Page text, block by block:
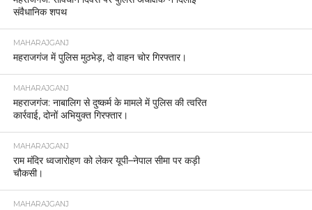
संवैधानिक शपथ
MAHARAJGANJ
महराजगंज में पुलिस मुठभेड़, दो वाहन चोर गिरफ्तार।
MAHARAJGANJ
महराजगंज: नाबालिग से दुष्कर्म के मामले में पुलिस की त्वरित
कार्रवाई, दोनों अभियुक्त गिरफ्तार।
MAHARAJGANJ
राम मंदिर ध्वजारोहण को लेकर यूपी–नेपाल सीमा पर कड़ी
चौकसी।
MAHARAJGANJ